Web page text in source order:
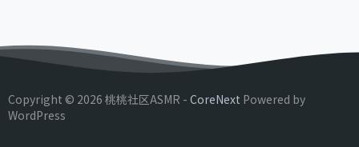
Copyright © 2026 桃桃社区ASMR - CoreNext Powered by
WordPress